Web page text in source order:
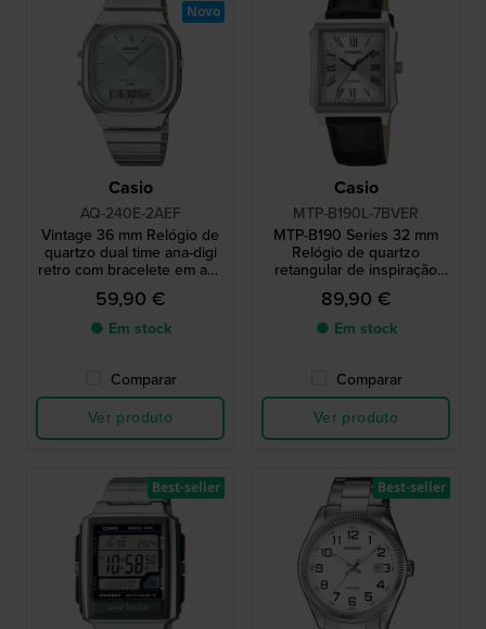
Casio
AQ-240E-2AEF
Vintage 36 mm Relógio de
quartzo dual time ana-digi
retro com bracelete em aço
inoxidável
59,90 €
● Em stock
Comparar
Ver produto
Novo
Casio
MTP-B190L-7BVER
MTP-B190 Series 32 mm
Relógio de quartzo
retangular de inspiração
vintage com índices
romanos
89,90 €
● Em stock
Comparar
Ver produto
Best-seller Best-seller